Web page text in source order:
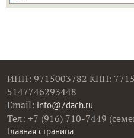
ИНН: 9715003782 КПП:
5147746293448
Email: info@7dach.ru
Тел: +7 (916) 710-7449
Главная страница